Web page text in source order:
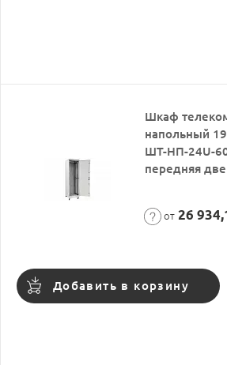
Шкаф
напольный
ШТ-НП-24U-
передняя
от 26
Добавить в корзину